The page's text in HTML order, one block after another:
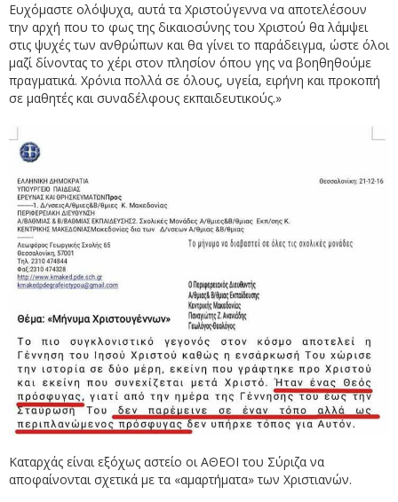
Ευχόμαστε ολόψυχα, αυτά τα Χριστούγεννα να αποτελέσουν
την αρχή που το φως της δικαιοσύνης του Χριστού θα λάμψει
στις ψυχές των ανθρώπων και θα γίνει το παράδειγμα, ώστε όλοι
μαζί δίνοντας το χέρι στον πλησίον όπου γης να βοηθηθούμε
πραγματικά. Χρόνια πολλά σε όλους, υγεία, ειρήνη και προκοπή
σε μαθητές και συναδέλφους εκπαιδευτικούς.»
Καταρχάς είναι εξόχως αστείο οι ΑΘΕΟΙ του Σύριζα να
αποφαίνονται σχετικά με τα «αμαρτήματα» των Χριστιανών.